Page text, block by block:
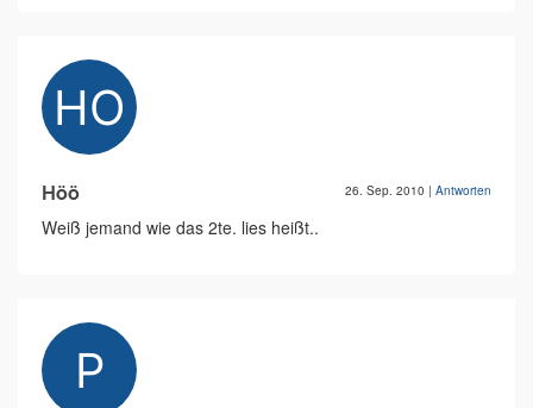
Höö 26. Sep. 2010 | Antworten
Weiß jemand wie das 2te. lies heißt..